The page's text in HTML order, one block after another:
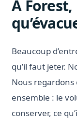
À
Beaucoup
qu’il faut jeter.
Nous regardons
ensemble : le
conserver, ce